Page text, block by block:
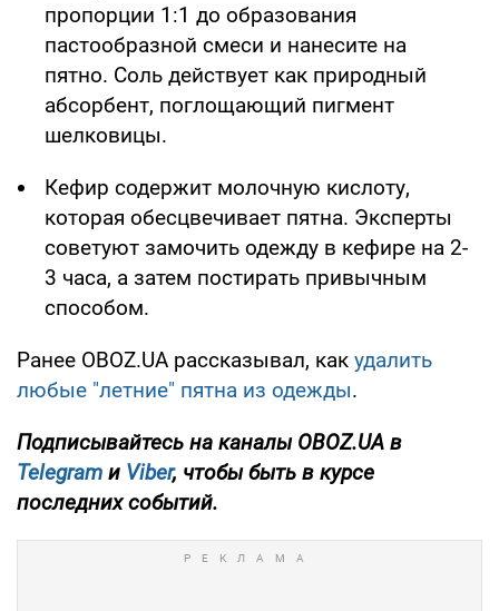
пропорции 1:1 до образования
пастообразной смеси и нанесите на
пятно. Соль действует как природный
абсорбент, поглощающий пигмент
шелковицы.
Кефир содержит молочную кислоту,
которая обесцвечивает пятна. Эксперты
советуют замочить одежду в кефире на 2-
3 часа, а затем постирать привычным
способом.
Ранее OBOZ.UA рассказывал, как удалить
любые "летние" пятна из одежды.
Подписывайтесь на каналы OBOZ.UA в
Telegram и Viber, чтобы быть в курсе
последних событий.